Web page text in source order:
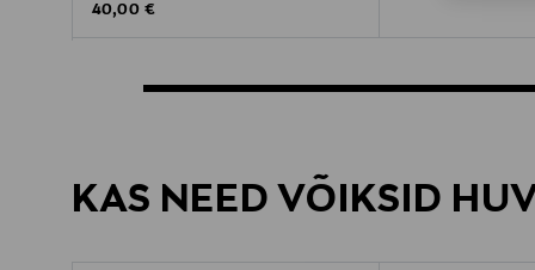
Original Price
40,00 €
KAS NEED VÕIKSID